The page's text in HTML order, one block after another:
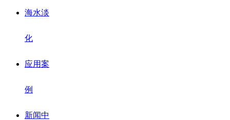
海水淡
化
应用案
例
新闻中